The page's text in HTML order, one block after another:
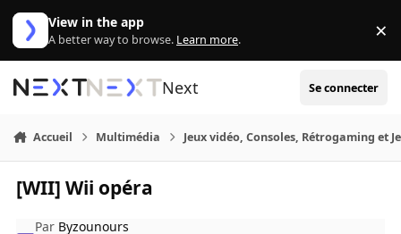
Aller au contenu
View in the app
A better way to browse. Learn more. ×
Next Se connecter
Accueil Multimédia Jeux vidéo, Consoles, Rétrogaming et
[WII] Wii opéra
Par Byzounours